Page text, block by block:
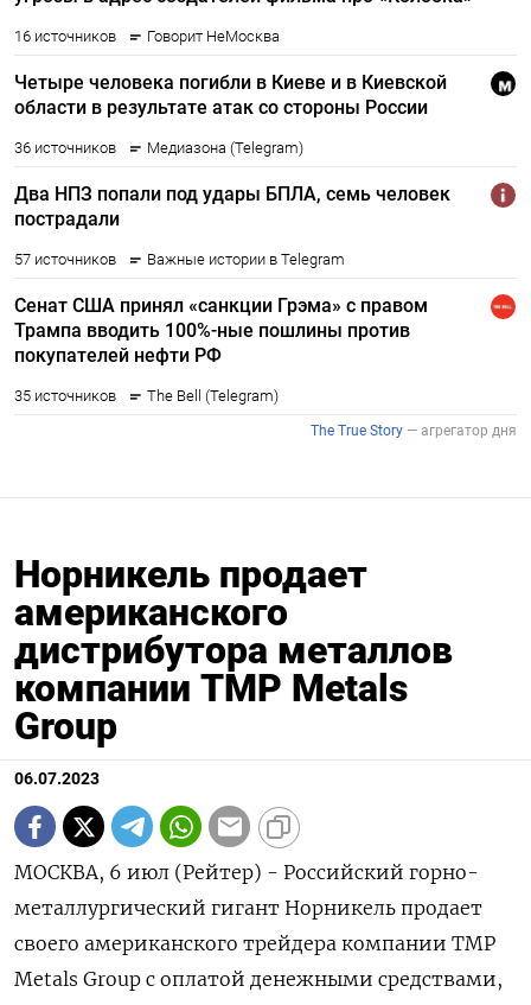
Норникель продает
американского
дистрибутора металлов
компании TMP Metals
Group
06.07.2023
МОСКВА, 6 июл (Рейтер) - Российский горно-
металлургический гигант Норникель продает
своего американского трейдера компании TMP
Metals Group с оплатой денежными средствами,